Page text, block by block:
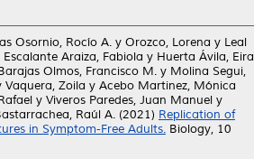
Osornio, Rocío A. y Orozco, Lorena y Leal
Escalante Araiza, Fabiola y Huerta Ávila, Eira
Olmos, Francisco M. y Molina Segui,
Vaquera, Zoila y Acebo Martinez, Mónica
y Viveros Paredes, Juan Manuel y
Raúl A. (2021) Replication of
in Symptom-Free Adults. Biology, 10